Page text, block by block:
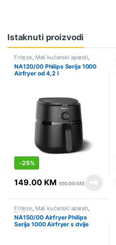
Istaknuti proizvodi
Friteze Mali kućanski aparati
Sniženo
NA120/00 Philips Serija 1000
Airfryer od 4,2 l
-25%
149.00 KM 199.00KM
Friteze, Mali kućanski aparati,
Sniženo
NA150/00 Airfryer Philips
Serija 1000 Airfryer s dvije